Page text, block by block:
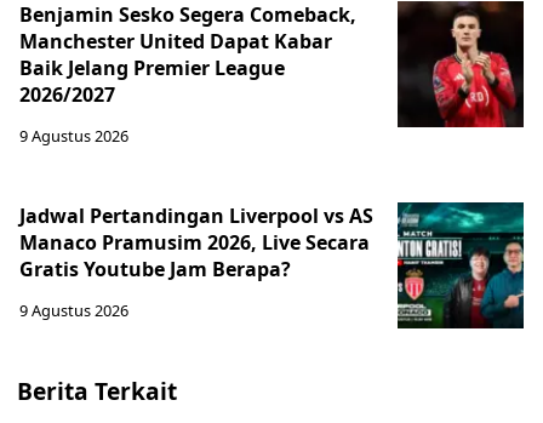
Benjamin Sesko Segera Comeback,
Manchester United Dapat Kabar
Baik Jelang Premier League
2026/2027
9 Agustus 2026
Jadwal Pertandingan Liverpool vs AS
Manaco Pramusim 2026, Live Secara
Gratis Youtube Jam Berapa?
9 Agustus 2026
Berita Terkait